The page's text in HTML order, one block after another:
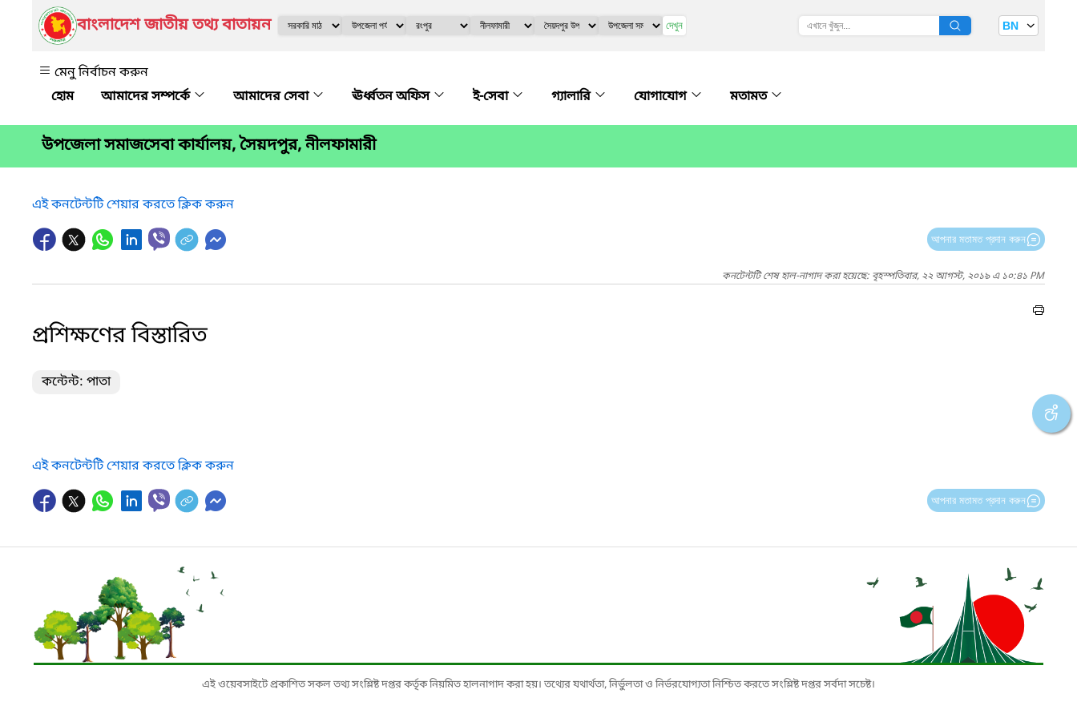
বাংলাদেশ জাতীয় তথ্য বাতায়ন দেখুন BN
মেনু নির্বাচন করুন
আমাদের সম্পর্কে
আমাদের সেবা ঊর্ধ্বতন অফিস ই-সেবা গ্যালারি যোগাযোগ মতামত
উপজেলা সমাজসেবা কার্যালয়, সৈয়দপুর, নীলফামারী
এই কনটেন্টটি শেয়ার করতে ক্লিক করুন
আপনার মতামত প্রদান করুন
কনটেন্টটি শেষ হাল-নাগাদ করা হয়েছে: বৃহস্পতিবার, ২২ আগস্ট, ২০১৯ এ ১০:৪১ PM
প্রশিক্ষণের বিস্তারিত
কন্টেন্ট: পাতা
এই কনটেন্টটি শেয়ার করতে ক্লিক করুন
আপনার মতামত প্রদান করুন
এই ওয়েবসাইটে প্রকাশিত সকল তথ্য সংশ্লিষ্ট দপ্তর কর্তৃক নিয়মিত হালনাগাদ করা হয়। তথ্যের যথার্থতা, নির্ভুলতা ও নির্ভরযোগ্যতা নিশ্চিত করতে সংশ্লিষ্ট দপ্তর সর্বদা সচেষ্ট।